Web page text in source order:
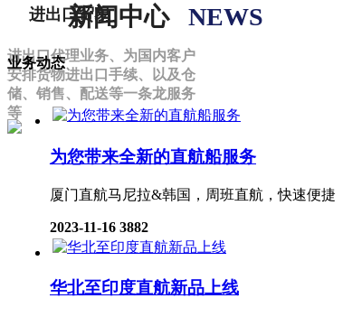
进出口贸易
进出口代理业务、为国内客户
安排货物进出口手续、以及仓
储、销售、配送等一条龙服务
等
新闻中心 NEWS
业务动态
为您带来全新的直航船服务
厦门直航马尼拉&韩国，周班直航，快速便捷
2023-11-16 3882
华北至印度直航新品上线